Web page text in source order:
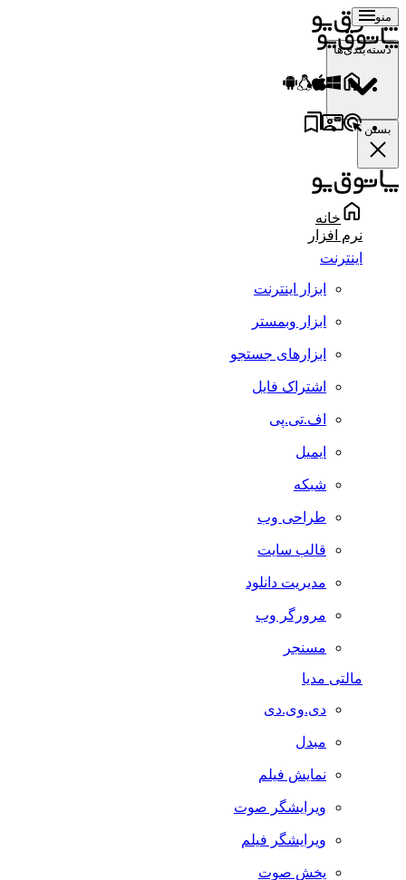
منو
دسته‌بندی‌ها
بستن
خانه
نرم افزار
اینترنت
ابزار اینترنت
ابزار وبمستر
ابزارهای جستجو
اشتراک فایل
اف.تی.پی
ایمیل
شبکه
طراحی وب
قالب سایت
مدیریت دانلود
مرورگر وب
مسنجر
مالتی مدیا
دی.وی.دی
مبدل
نمایش فیلم
ویرایشگر صوت
ویرایشگر فیلم
پخش صوت